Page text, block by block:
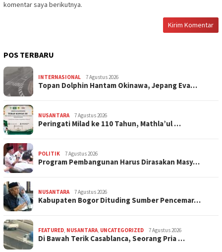
komentar saya berikutnya.
POS TERBARU
INTERNASIONAL 7 Agustus 2026
Topan Dolphin Hantam Okinawa, Jepang Eva…
NUSANTARA 7 Agustus 2026
Peringati Milad ke 110 Tahun, Mathla’ul …
POLITIK 7 Agustus 2026
Program Pembangunan Harus Dirasakan Masy…
NUSANTARA 7 Agustus 2026
Kabupaten Bogor Dituding Sumber Pencemar…
FEATURED, NUSANTARA, UNCATEGORIZED 7 Agustus 2026
Di Bawah Terik Casablanca, Seorang Pria …